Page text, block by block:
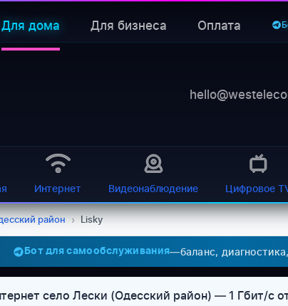
Для дома Для бизнеса Оплата
Интернет Видеонаблюдение Цифровое
район › Lisky
Бот для самообслуживания—баланс,
село Лески (Одесский район) — 1 Гбит/с